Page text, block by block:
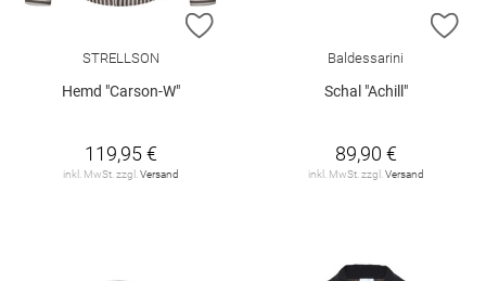
ZUR WUNSCHLISTE HINZUFÜGEN
STRELLSON
Hemd "Carson-W"
119,95 €
inkl. MwSt. zzgl. Versand
Baldessarini
Schal "Achill"
89,90 €
inkl. MwSt. zzgl. Versand